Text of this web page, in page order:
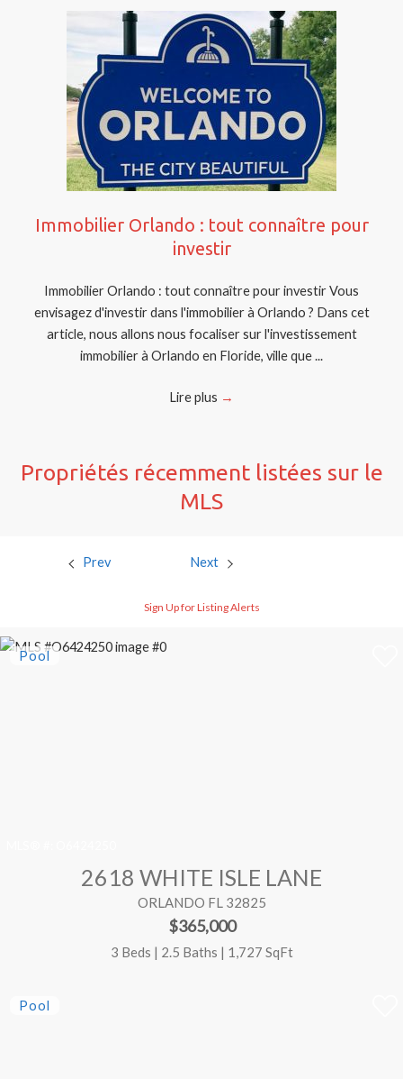
Immobilier Orlando : tout connaître pour
investir
Immobilier Orlando : tout connaître pour investir Vous
envisagez d'investir dans l'immobilier à Orlando ? Dans cet
article, nous allons nous focaliser sur l'investissement
immobilier à Orlando en Floride, ville que ...
Lire plus →
Propriétés récemment listées sur le
MLS
Prev Next
Sign Up for Listing Alerts
2618 WHITE ISLE LANE
ORLANDO FL 32825
$365,000
3 Beds | 2.5 Baths | 1,727 SqFt